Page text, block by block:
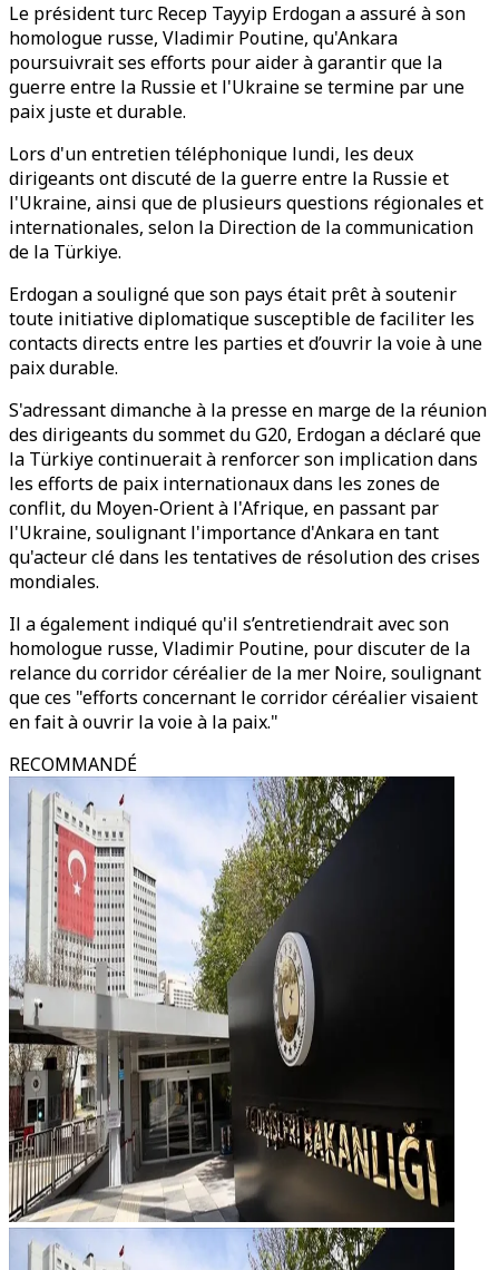
Le président turc Recep Tayyip Erdogan a assuré à son
homologue russe, Vladimir Poutine, qu'Ankara
poursuivrait ses efforts pour aider à garantir que la
guerre entre la Russie et l'Ukraine se termine par une
paix juste et durable.
Lors d'un entretien téléphonique lundi, les deux
dirigeants ont discuté de la guerre entre la Russie et
l'Ukraine, ainsi que de plusieurs questions régionales et
internationales, selon la Direction de la communication
de la Türkiye.
Erdogan a souligné que son pays était prêt à soutenir
toute initiative diplomatique susceptible de faciliter les
contacts directs entre les parties et d’ouvrir la voie à une
paix durable.
S'adressant dimanche à la presse en marge de la réunion
des dirigeants du sommet du G20, Erdogan a déclaré que
la Türkiye continuerait à renforcer son implication dans
les efforts de paix internationaux dans les zones de
conflit, du Moyen-Orient à l'Afrique, en passant par
l'Ukraine, soulignant l'importance d'Ankara en tant
qu'acteur clé dans les tentatives de résolution des crises
mondiales.
Il a également indiqué qu'il s’entretiendrait avec son
homologue russe, Vladimir Poutine, pour discuter de la
relance du corridor céréalier de la mer Noire, soulignant
que ces "efforts concernant le corridor céréalier visaient
en fait à ouvrir la voie à la paix."
RECOMMANDÉ